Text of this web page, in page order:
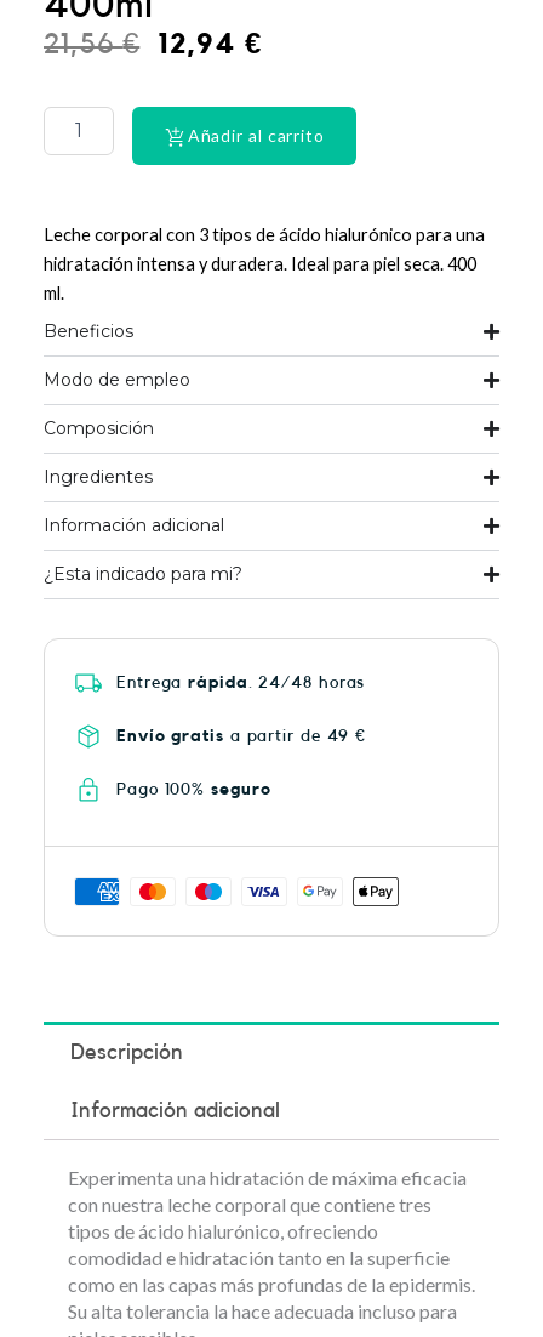
21,56€
El
original
era:
12,94 €El
actual
es:
ULTRA
HEAT
PLUS
Añadir al carrito
Leche corporal con 3 tipos de ácido hialurónico para una
hidratación intensa y duradera. Ideal para piel seca. 400
ml.
Beneficios
Modo de empleo
Composición
Ingredientes
Información adicional
¿Esta indicado para mi?
Entregarápida . 24/48 horas
Envío gratis a partir de 49 €
Pago 100% seguro
Descripción
Información adicional
Experimenta una hidratación de máxima eficacia
con nuestra leche corporal que contiene tres
tipos de ácido hialurónico, ofreciendo
comodidad e hidratación tanto en la superficie
como en las capas más profundas de la epidermis.
Su alta tolerancia la hace adecuada incluso para